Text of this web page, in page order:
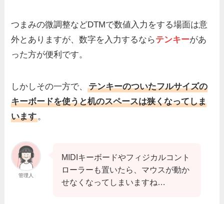
つまみの微調整などDTMで数値入力をする場面は意
外とありますが、数字を入力するならテンキーがあ
った方が便利です。
しかしその一方で、テンキーのついたフルサイズの
キーボードを使うと机のスペースは狭くなってしま
います。
管理人
MIDIキーボードやフィジカルコント
ローラーも置いたら、マウスが動か
せなくなってしまいますね…